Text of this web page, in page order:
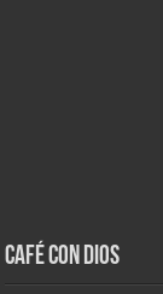
Café con Dios